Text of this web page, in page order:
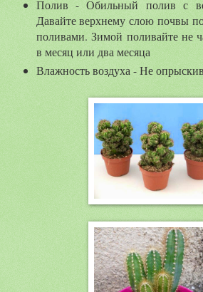
Полив - Обильный полив с
Давайте верхнему слою почвы
поливами. Зимой поливайте не
в месяц или два месяца
Влажность воздуха - Не